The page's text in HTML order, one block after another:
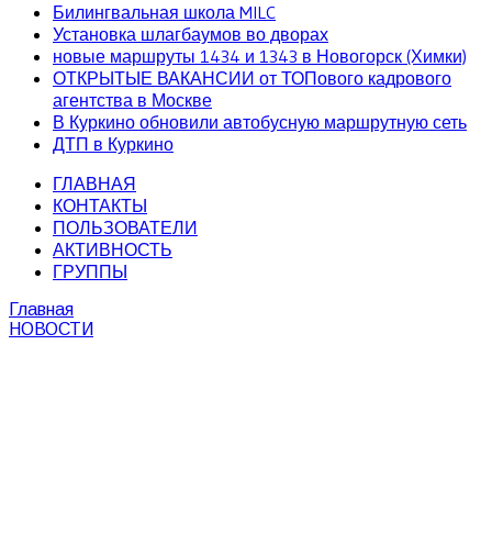
Билингвальная школа MILC
Установка шлагбаумов во дворах
новые маршруты 1434 и 1343 в Новогорск (Химки)
ОТКРЫТЫЕ ВАКАНСИИ от ТОПового кадрового
агентства в Москве
В Куркино обновили автобусную маршрутную сеть
ДТП в Куркино
ГЛАВНАЯ
КОНТАКТЫ
ПОЛЬЗОВАТЕЛИ
АКТИВНОСТЬ
ГРУППЫ
Главная
НОВОСТИ